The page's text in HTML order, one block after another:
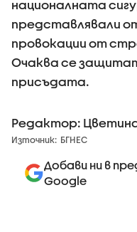
националната
представлявали
провокации от
Очаква се
присъдата.
Редактор:
Източник: БГНЕС
Добави ни в
Google